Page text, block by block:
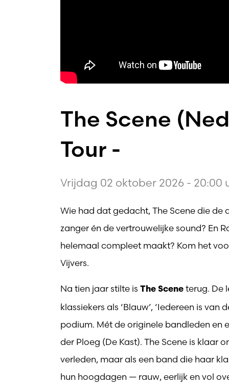
The Scene
Tour -
Vrijdag 02 oktober 2026 - 20:00
Wie had dat gedacht, The Scene die
zanger én de vertrouwelijke sound? En
helemaal compleet maakt? Kom het
Vijvers.
Na tien jaar stilte is The Scene terug. De
klassiekers als ‘Blauw’, ‘Iedereen is van
podium. Mét de originele bandleden en
der Ploeg (De Kast). The Scene is klaar
verleden, maar als een band die haar
hun hoogdagen — rauw, eerlijk en vol